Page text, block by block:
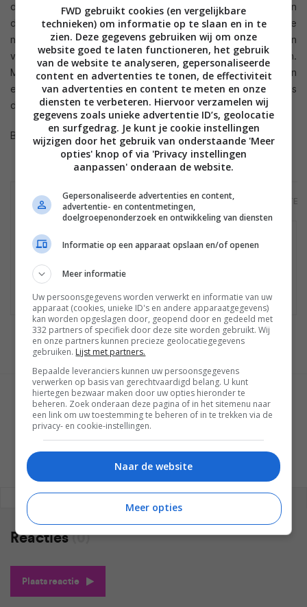
de G10 serie meer evolutionair dan revolutionair aangezien
de zwart waarden bijna hetzelfde gebleven zijn en de
netwerk mogelijkheden iets uitgebreid zijn. Huidige eigenaren
van een G10 serie hoeven zich dus niet jaloers te voelen.
Maar, als je het niet erg vind om nog iets langer te wachten
en wat meer te betalen voor het nieuwste en beste, dan is
de G20 serie zeker een aanrader.
Bron: FlatpanelsHD
PANASONIC TX-
P42G20
PANASONIC TX-
P50G20
MEER PRODUCTEN
Geen winkels gevonden
Bekijk
hierde laatste nieuwtjes, reviews en
achtergronden.
GESCHREVEN DOOR
MARTIJN CHEL
Reacties(0)
Plaats reactie
FWD gebruikt cookies (en vergelijkbare
technieken) om informatie op te slaan en in te
zien. Deze gegevens gebruiken wij om onze
website goed te laten functioneren, het gebruik
van de website te analyseren, gepersonaliseerde
content en advertenties te tonen, de effectiviteit
van advertenties en content te meten en onze
diensten te verbeteren. Hiervoor verzamelen wij
gegevens zoals unieke advertentie ID’s, geolocatie
en surfgedrag. Je kunt je cookie instellingen
wijzigen door het gebruik van onderstaande 'Meer
opties' knop of via 'Privacy instellingen
aanpassen' onderaan de website.
Gepersonaliseerde advertenties en content,
advertentie- en contentmetingen,
doelgroepenonderzoek en ontwikkeling van diensten
Informatie op een apparaat opslaan en/of openen
Meer informatie
Uw persoonsgegevens worden verwerkt en informatie van uw
apparaat (cookies, unieke ID's en andere apparaatgegevens)
kan worden opgeslagen door, geopend door en gedeeld met
332 partners of specifiek door deze site worden gebruikt. Wij
en onze partners kunnen precieze geolocatiegegevens
gebruiken. Lijst met partners.
Bepaalde leveranciers kunnen uw persoonsgegevens
verwerken op basis van gerechtvaardigd belang. U kunt
hiertegen bezwaar maken door uw opties hieronder te
beheren. Zoek onderaan deze pagina of in het sitemenu naar
een link om uw toestemming te beheren of in te trekken via de
privacy- en cookie-instellingen.
Naar de website
Meer opties